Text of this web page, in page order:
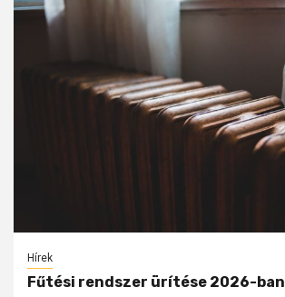
Hírek
Fűtési rendszer ürítése 2026-ban